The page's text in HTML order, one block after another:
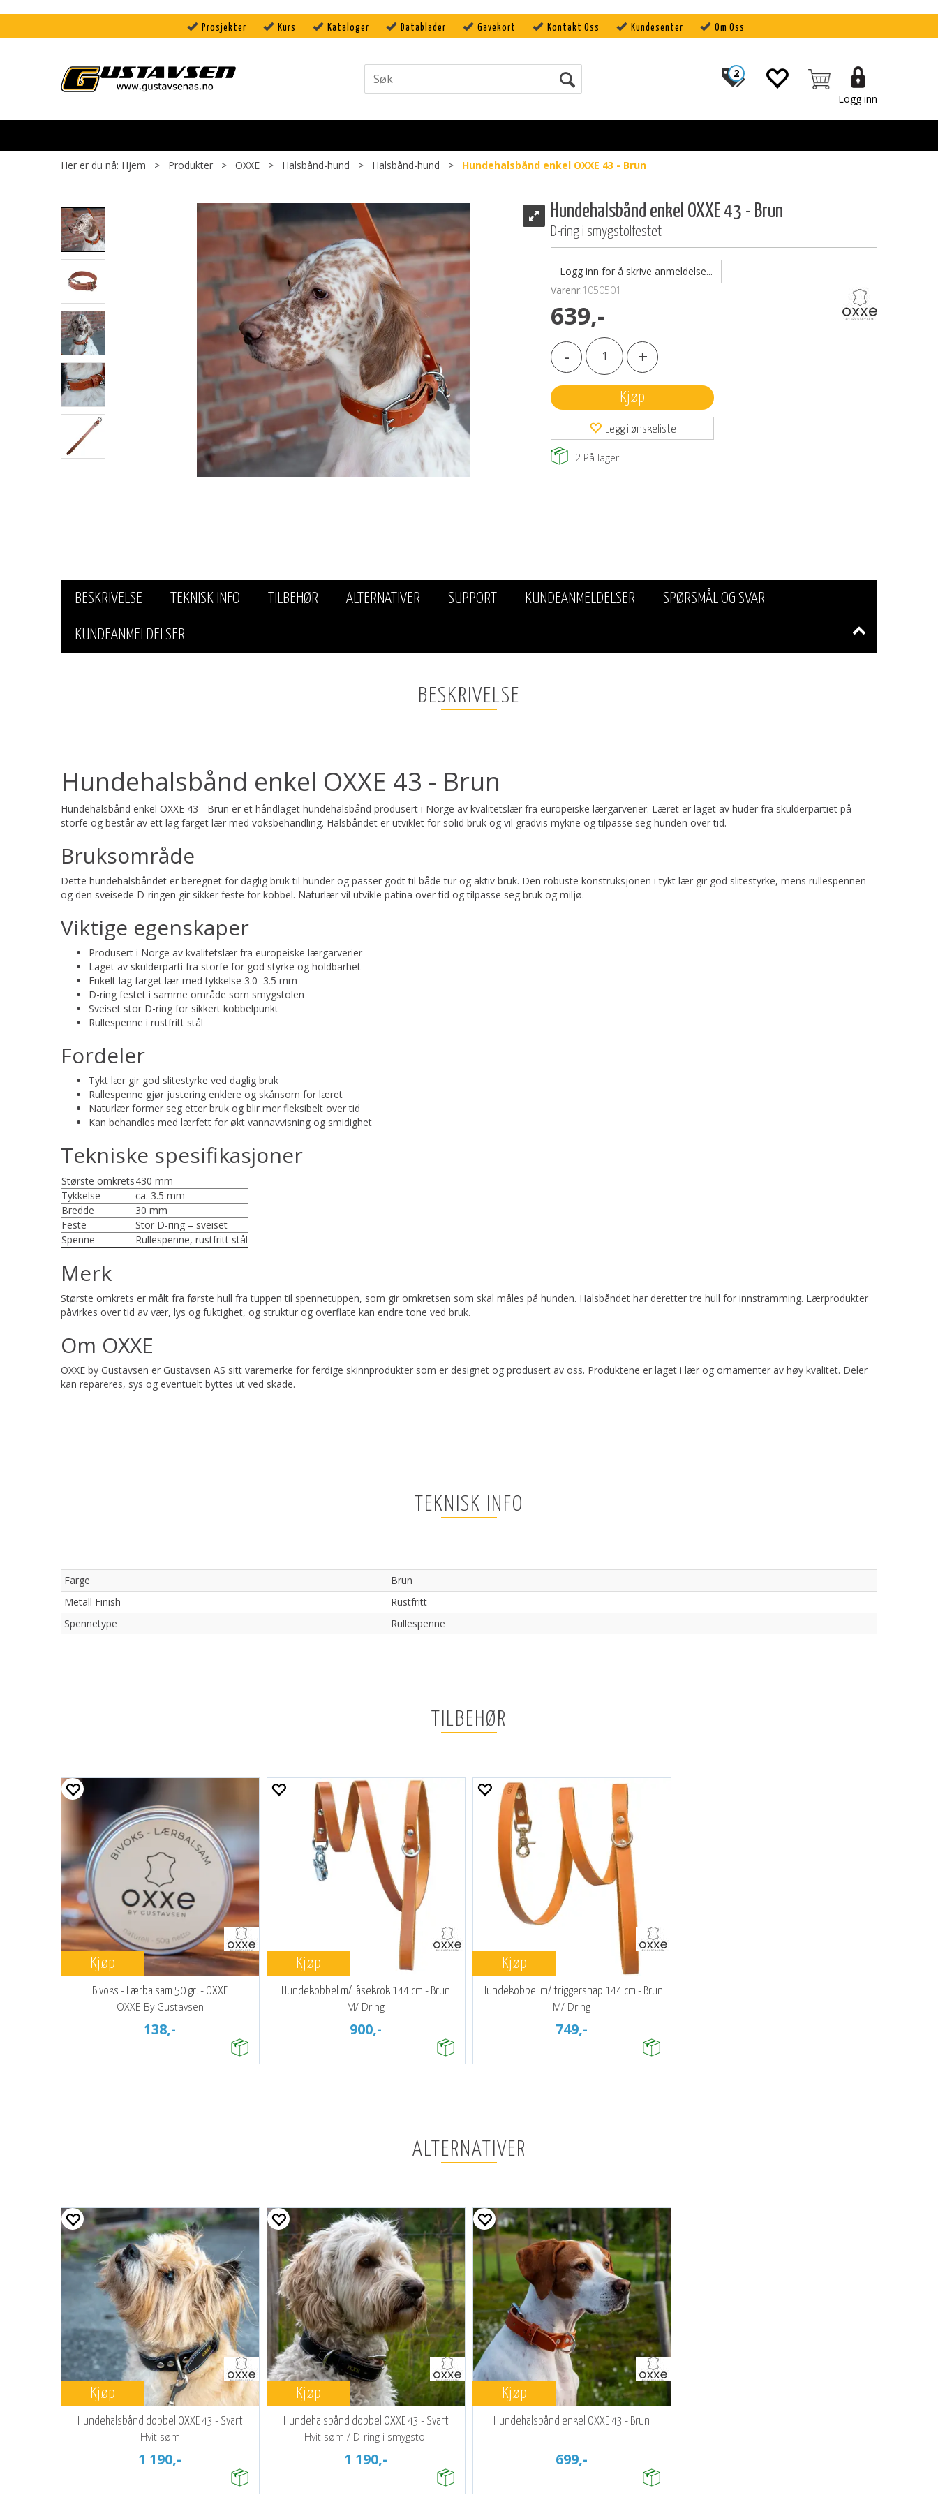
Prosjekter Kurs Kataloger Datablader Gavekort Kontakt Oss Kundesenter Om Oss
Logg inn
2
Her er du nå: Hjem > Produkter > OXXE > Halsbånd-hund > Halsbånd-hund > Hundehalsbånd enkel OXXE 43 - Brun
Hundehalsbånd enkel OXXE 43 - Brun
D-ring i smygstolfestet
Logg inn for å skrive anmeldelse...
Varenr:1050501
639,-
- +
Kjøp
Legg i ønskeliste
2 På lager
BESKRIVELSE TEKNISK INFO TILBEHØR ALTERNATIVER SUPPORT KUNDEANMELDELSER SPØRSMÅL OG SVAR
KUNDEANMELDELSER
BESKRIVELSE
Hundehalsbånd enkel OXXE 43 - Brun
Hundehalsbånd enkel OXXE 43 - Brun er et håndlaget hundehalsbånd produsert i Norge av kvalitetslær fra europeiske lærgarverier. Læret er laget av huder fra skulderpartiet på
storfe og består av ett lag farget lær med voksbehandling. Halsbåndet er utviklet for solid bruk og vil gradvis mykne og tilpasse seg hunden over tid.
Bruksområde
Dette hundehalsbåndet er beregnet for daglig bruk til hunder og passer godt til både tur og aktiv bruk. Den robuste konstruksjonen i tykt lær gir god slitestyrke, mens rullespennen
og den sveisede D-ringen gir sikker feste for kobbel. Naturlær vil utvikle patina over tid og tilpasse seg bruk og miljø.
Viktige egenskaper
Produsert i Norge av kvalitetslær fra europeiske lærgarverier
Laget av skulderparti fra storfe for god styrke og holdbarhet
Enkelt lag farget lær med tykkelse 3.0–3.5 mm
D-ring festet i samme område som smygstolen
Sveiset stor D-ring for sikkert kobbelpunkt
Rullespenne i rustfritt stål
Fordeler
Tykt lær gir god slitestyrke ved daglig bruk
Rullespenne gjør justering enklere og skånsom for læret
Naturlær former seg etter bruk og blir mer fleksibelt over tid
Kan behandles med lærfett for økt vannavvisning og smidighet
Tekniske spesifikasjoner
Største omkrets430 mm
Tykkelse
ca. 3.5 mm
Bredde
30 mm
Feste
Stor D-ring – sveiset
Spenne
Rullespenne, rustfritt stål
Merk
Største omkrets er målt fra første hull fra tuppen til spennetuppen, som gir omkretsen som skal måles på hunden. Halsbåndet har deretter tre hull for innstramming. Lærprodukter
påvirkes over tid av vær, lys og fuktighet, og struktur og overflate kan endre tone ved bruk.
Om OXXE
OXXE by Gustavsen er Gustavsen AS sitt varemerke for ferdige skinnprodukter som er designet og produsert av oss. Produktene er laget i lær og ornamenter av høy kvalitet. Deler
kan repareres, sys og eventuelt byttes ut ved skade.
TEKNISK INFO
Farge
Brun
Metall Finish
Rustfritt
Spennetype
Rullespenne
TILBEHØR
Kjøp
Bivoks - Lærbalsam 50 gr. - OXXE
OXXE By Gustavsen
138,-
Kjøp
Hundekobbel m/ låsekrok 144 cm - Brun
M/ Dring
900,-
Kjøp
Hundekobbel m/ triggersnap 144 cm - Brun
M/ Dring
749,-
ALTERNATIVER
Kjøp
Hundehalsbånd dobbel OXXE 43 - Svart
Hvit søm
1 190,-
Kjøp
Hundehalsbånd dobbel OXXE 43 - Svart
Hvit søm / D-ring i smygstol
1 190,-
Kjøp
Hundehalsbånd enkel OXXE 43 - Brun
699,-